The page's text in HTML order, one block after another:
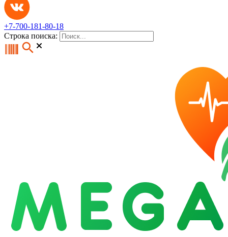
+7-700-181-80-18
Строка поиска: